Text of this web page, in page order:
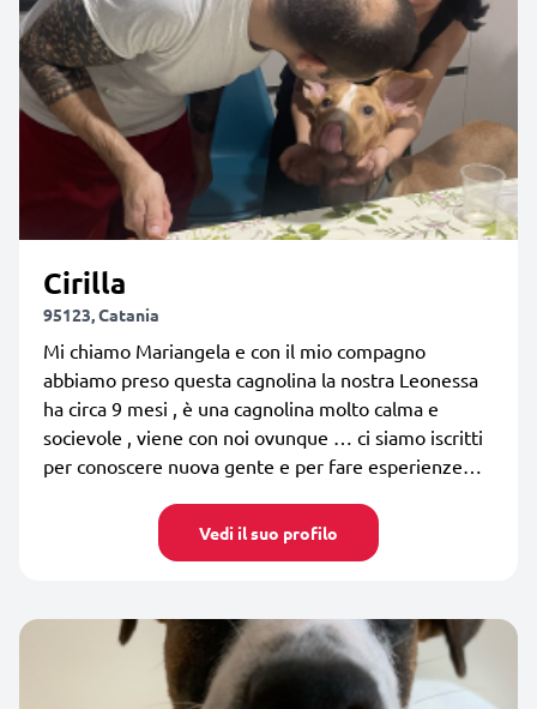
Cirilla
95123, Catania
Mi chiamo Mariangela e con il mio compagno
abbiamo preso questa cagnolina la nostra Leonessa
ha circa 9 mesi , è una cagnolina molto calma e
socievole , viene con noi ovunque … ci siamo iscritti
per conoscere nuova gente e per fare esperienze…
Vedi il suo profilo